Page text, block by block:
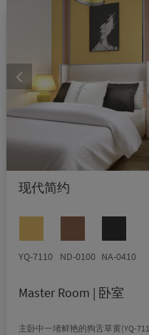
现代简约
YQ-7110 ND-0100 NA-0410
Master Room | 卧室
主卧中一堵鲜艳的狗舌草黄(YQ-